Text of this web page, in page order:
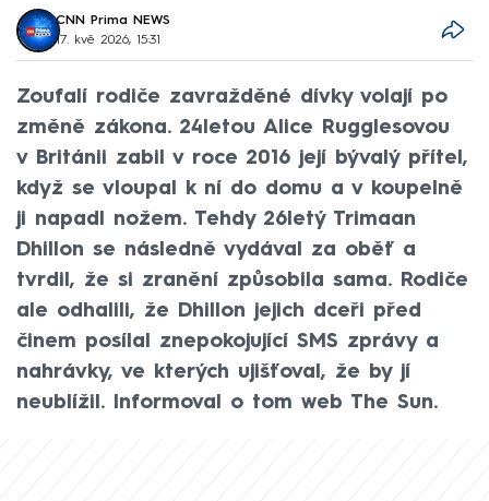
CNN Prima NEWS
17. kvě 2026, 15:31
Zoufalí rodiče zavražděné dívky volají po
změně zákona. 24letou Alice Rugglesovou
v Británii zabil v roce 2016 její bývalý přítel,
když se vloupal k ní do domu a v koupelně
ji napadl nožem. Tehdy 26letý Trimaan
Dhillon se následně vydával za oběť a
tvrdil, že si zranění způsobila sama. Rodiče
ale odhalili, že Dhillon jejich dceři před
činem posílal znepokojující SMS zprávy a
nahrávky, ve kterých ujišťoval, že by jí
neublížil. Informoval o tom web The Sun.